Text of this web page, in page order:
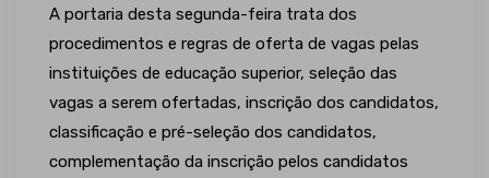
A portaria desta segunda-feira trata dos
procedimentos e regras de oferta de vagas pelas
instituições de educação superior, seleção das
vagas a serem ofertadas, inscrição dos candidatos,
classificação e pré-seleção dos candidatos,
complementação da inscrição pelos candidatos